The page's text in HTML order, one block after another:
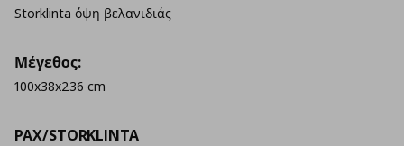
PAX/STORKLINTA
Storklinta όψη βελανιδιάς
Μέγεθος:
100x38x236 cm